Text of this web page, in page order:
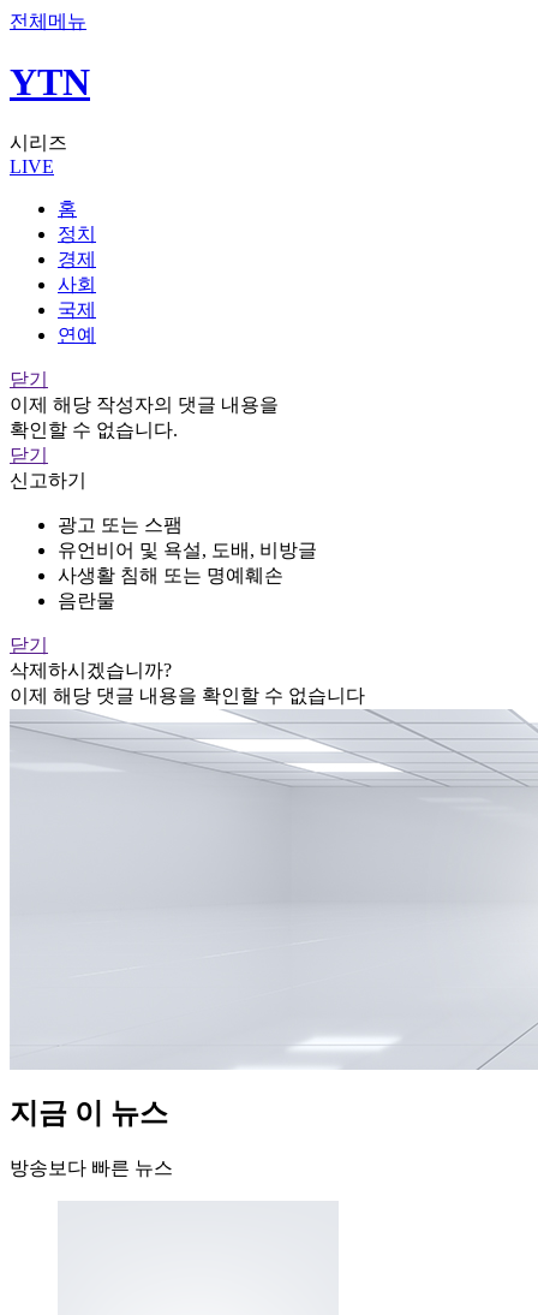
전체메뉴
YTN
시리즈
LIVE
홈
정치
경제
사회
국제
연예
닫기
이제 해당 작성자의 댓글 내용을
확인할 수 없습니다.
닫기
신고하기
광고 또는 스팸
유언비어 및 욕설, 도배, 비방글
사생활 침해 또는 명예훼손
음란물
닫기
삭제하시겠습니까?
이제 해당 댓글 내용을 확인할 수 없습니다
지금 이 뉴스
방송보다 빠른 뉴스